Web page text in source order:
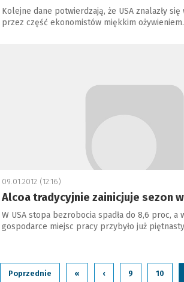
Kolejne dane potwierdzają, że USA znalazły się
przez część ekonomistów miękkim
09.01.2012 (12:16)
Alcoa tradycyjnie zainicjuje sezon
W USA stopa bezrobocia spadła do 8,6 proc, a
gospodarce miejsc pracy przybyło już
Poprzednie « ‹ 9 10